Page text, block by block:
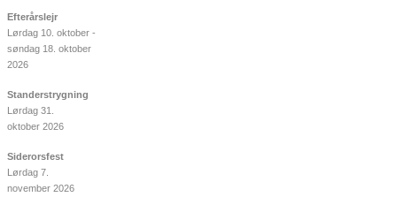
Efterårslejr
Lørdag 10. oktober -
søndag 18. oktober
2026
Standerstrygning
Lørdag 31.
oktober 2026
Siderorsfest
Lørdag 7.
november 2026